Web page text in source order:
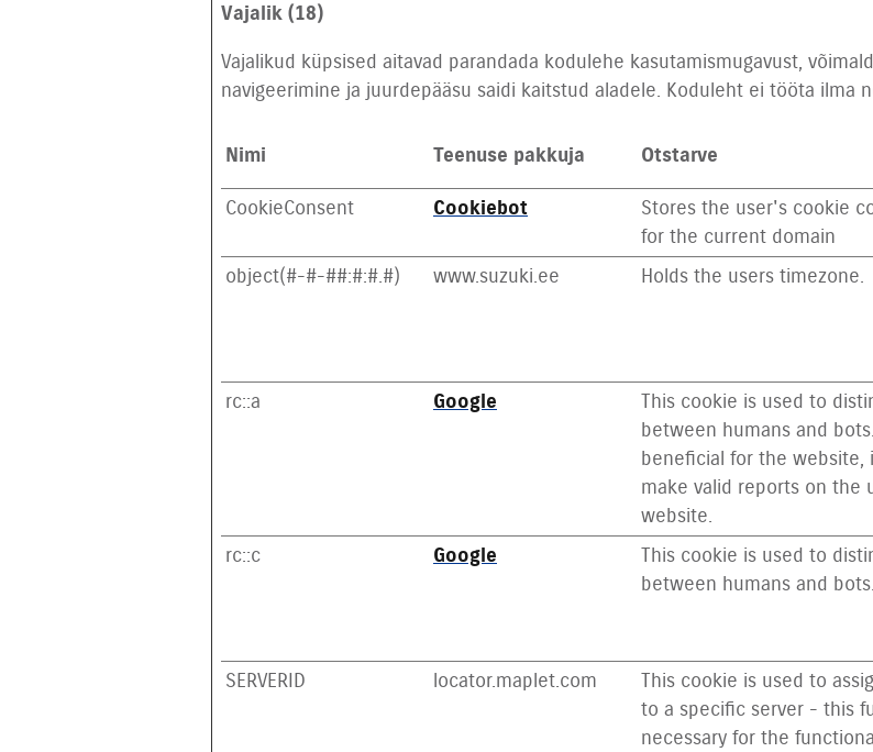
Vajalik (18)
Vajalikud küpsised aitavad parandada kodulehe kasutamismugavust,
navigeerimine ja juurdepääsu saidi kaitstud aladele. Koduleht ei tööta ilma
Nimi Teenuse pakkuja Otstarve
CookieConsent Cookiebot
Stores the user's cookie
for the current domain
object(#-#-##:#:#.#)
www.suzuki.ee Holds the users timezone.
rc::a
Google
This cookie is used to
between humans and
beneficial for the website,
make valid reports on the
website.
rc::c Google
This cookie is used to
between humans and bots.
SERVERID
locator.maplet.com
This cookie is used to
to a specific server - this
necessary for the